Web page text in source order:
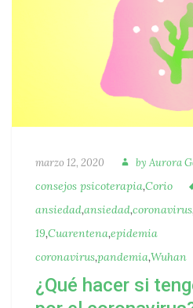
Publicado
marzo 12, 2020 Autora
by Aurora
consejos psicoterapia,Corio
ansiedad,ansiedad,coronavirus
19,Cuarentena,epidemia
coronavirus,pandemia,Wuhan
¿Qué hacer si